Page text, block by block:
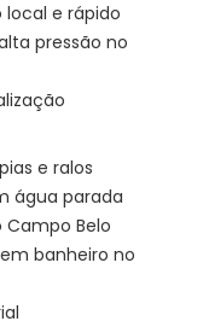
e rápido
pressão no
e ralos
água parada
Belo
banheiro no